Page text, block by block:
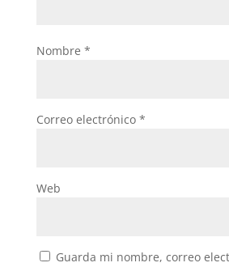
Nombre *
Correo electrónico *
Web
Guarda mi nombre, correo